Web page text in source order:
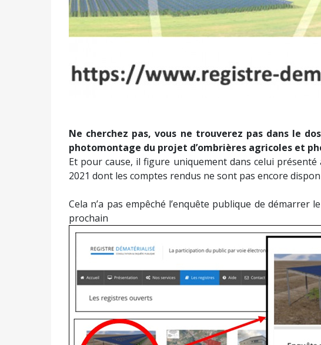
Ne cherchez pas, vous ne trouverez pas dans le
photomontage du projet d’ombrières agricoles et
Et pour cause, il figure uniquement dans celui présenté
2021 dont les comptes rendus ne sont pas encore
Cela n’a pas empêché l’enquête publique de démarrer
prochain